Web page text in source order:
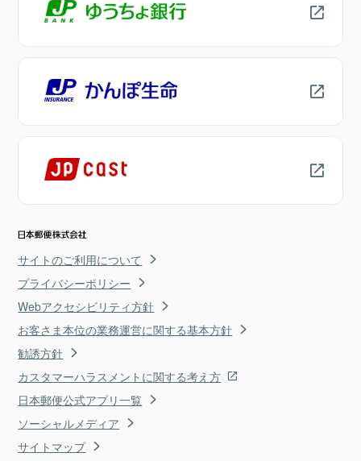
サイトのご利用について
プライバシーポリシー
Webアクセシビリティ方針
お客さま本位の業務運営に関する基本方針
勧誘方針
カスタマーハラスメントに関する考え方
日本郵便公式アプリ一覧
ソーシャルメディア
サイトマップ